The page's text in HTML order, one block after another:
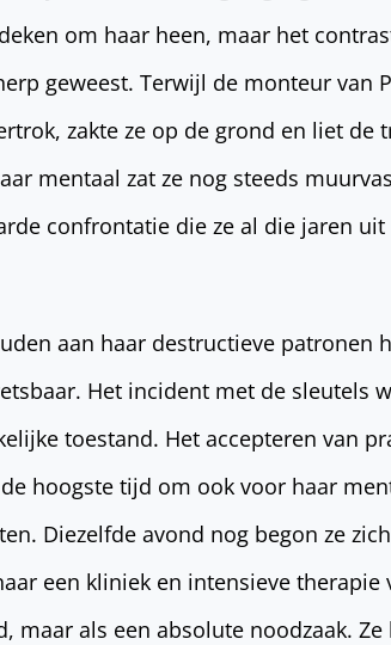
om haar heen, maar het
geweest. Terwijl de monteur van
zakte ze op de grond en liet de
mentaal zat ze nog steeds
confrontatie die ze al die jaren uit
aan haar destructieve patronen
Het incident met de sleutels
toestand. Het accepteren van
hoogste tijd om ook voor haar
Diezelfde avond nog begon ze
een kliniek en intensieve therapie
maar als een absolute noodzaak. Ze